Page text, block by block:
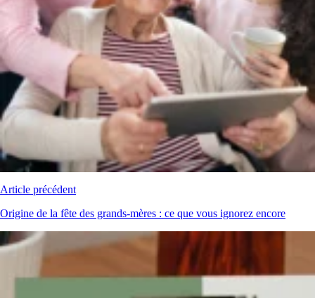
Article précédent
Origine de la fête des grands-mères : ce que vous ignorez encore